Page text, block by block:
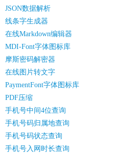
JSON数据解析
线条字生成器
在线Markdown编辑器
MDI-Font字体图标库
摩斯密码解密器
在线图片转文字
PaymentFont字体图标库
PDF压缩
手机号中间4位查询
手机号码归属地查询
手机号码状态查询
手机号入网时长查询